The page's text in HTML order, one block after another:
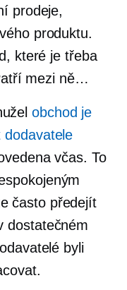
prodeje,
produktu.
které je třeba
mezi ně…
obchod je
dodavatele
včas. To
často předejít
dostatečném
byli